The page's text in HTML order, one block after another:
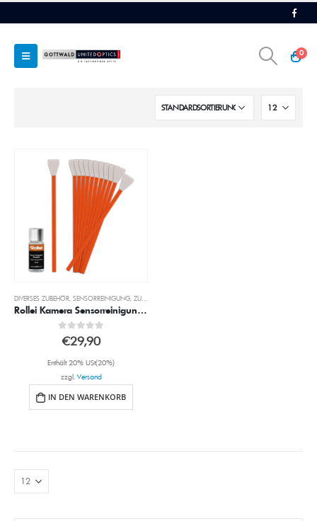
0
DIVERSES ZUBEHÖR SENSORREINIGUNG ZUBEHÖR
Rollei Kamera Sensorreinigungs Set für MFT Sensoren
out of 5
€29,90
Enthält 20% USt(20%)
zzgl.Versand
IN DEN WARENKORB